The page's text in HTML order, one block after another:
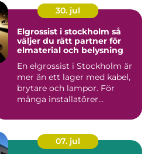
30. jul
Elgrossist i stockholm så
väljer du rätt partner för
elmaterial och belysning
En elgrossist i Stockholm är
mer än ett lager med kabel,
brytare och lampor. För
många installatörer...
07. jul